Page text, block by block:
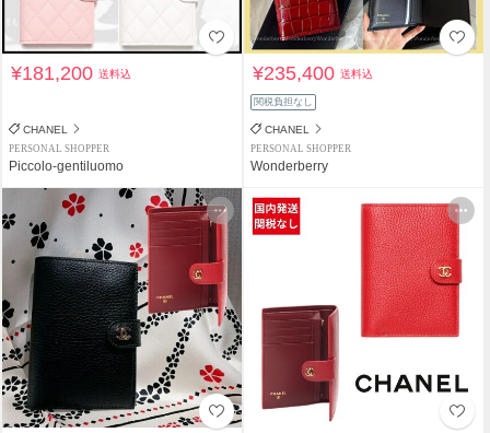
¥181,200送料込
CHANEL
PERSONAL SHOPPER
Piccolo-gentiluomo
¥235,400送料込
関税負担なし
CHANEL
PERSONAL SHOPPER
Wonderberry